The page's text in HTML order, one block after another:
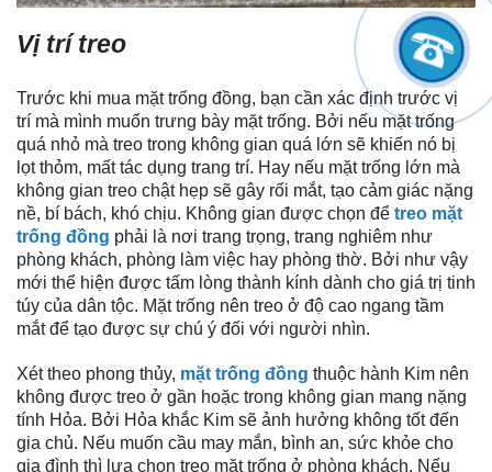
Vị trí treo
Trước khi mua mặt trống đồng, bạn cần xác định trước vị
trí mà mình muốn trưng bày mặt trống. Bởi nếu mặt trống
quá nhỏ mà treo trong không gian quá lớn sẽ khiến nó bị
lọt thỏm, mất tác dụng trang trí. Hay nếu mặt trống lớn mà
không gian treo chật hẹp sẽ gây rối mắt, tạo cảm giác nặng
nề, bí bách, khó chịu. Không gian được chọn để treo mặt
trống đồng phải là nơi trang trọng, trang nghiêm như
phòng khách, phòng làm việc hay phòng thờ. Bởi như vậy
mới thể hiện được tấm lòng thành kính dành cho giá trị tinh
túy của dân tộc. Mặt trống nên treo ở độ cao ngang tầm
mắt để tạo được sự chú ý đối với người nhìn.
Xét theo phong thủy, mặt trống đồng thuộc hành Kim nên
không được treo ở gần hoặc trong không gian mang nặng
tính Hỏa. Bởi Hỏa khắc Kim sẽ ảnh hưởng không tốt đến
gia chủ. Nếu muốn cầu may mắn, bình an, sức khỏe cho
gia đình thì lựa chọn treo mặt trống ở phòng khách. Nếu